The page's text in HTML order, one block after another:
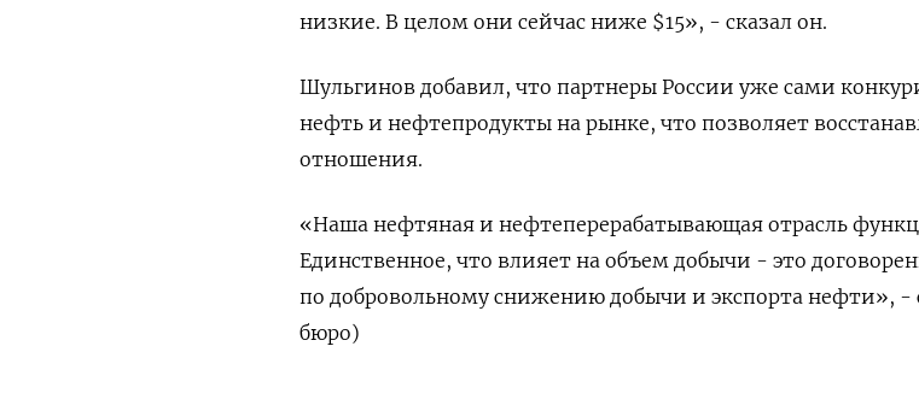
низкие. В целом они сейчас ниже $15», - сказал он.
Шульгинов добавил, что партнеры России уже сами
нефть и нефтепродукты на рынке, что позволяет
отношения.
«Наша нефтяная и нефтеперерабатывающая отрасль
Единственное, что влияет на объем добычи - это
по добровольному снижению добычи и экспорта нефти», -
бюро)